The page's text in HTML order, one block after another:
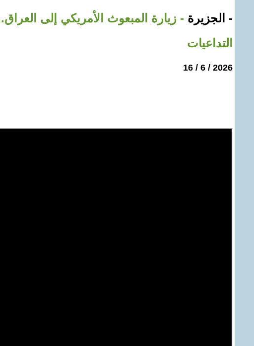
- الجزيرة - زيارة المبعوث الأمريكي إلى
التداعيات
2026 / 6 / 16